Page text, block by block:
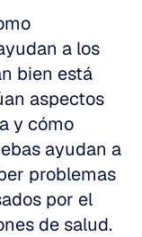
a los
bien está
aspectos
y cómo
ayudan a
problemas
por el
de salud.